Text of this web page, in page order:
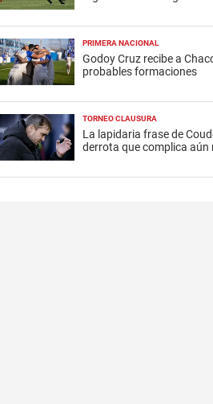
PRIMERA NACIONAL
Godoy Cruz recibe a
probables formaciones
TORNEO CLAUSURA
La lapidaria frase de
derrota que complica aún